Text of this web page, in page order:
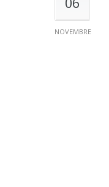
NOVEMBRE